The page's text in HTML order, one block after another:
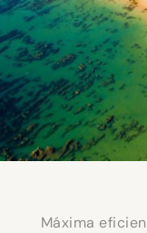
Máxima